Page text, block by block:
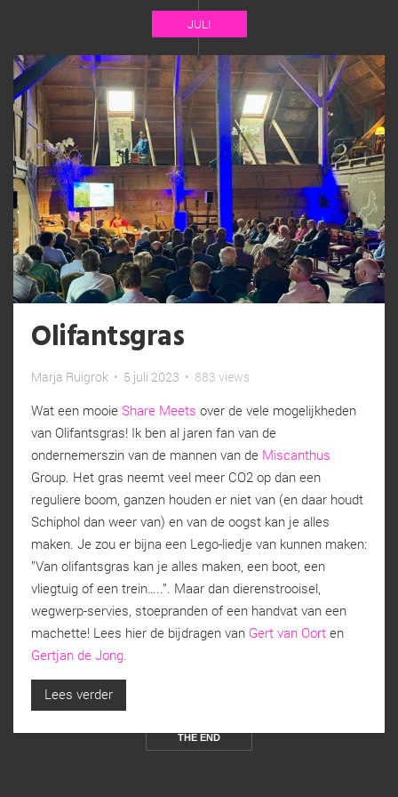
JULI
Olifantsgras
Marja Ruigrok • 5 juli 2023 • 883 views
Wat een mooie Share Meets over de vele mogelijkheden
van Olifantsgras! Ik ben al jaren fan van de
ondernemerszin van de mannen van de Miscanthus
Group. Het gras neemt veel meer CO2 op dan een
reguliere boom, ganzen houden er niet van (en daar houdt
Schiphol dan weer van) en van de oogst kan je alles
maken. Je zou er bijna een Lego-liedje van kunnen maken:
’’Van olifantsgras kan je alles maken, een boot, een
vliegtuig of een trein…..’’. Maar dan dierenstrooisel,
wegwerp-servies, stoepranden of een handvat van een
machette! Lees hier de bijdragen van Gert van Oort en
Gertjan de Jong.
Lees verder
THE END